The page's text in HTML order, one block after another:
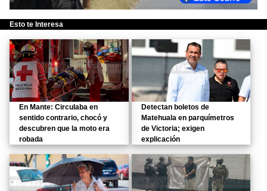
Esto te Interesa
En Mante: Circulaba en
sentido contrario, chocó y
descubren que la moto era
robada
Detectan boletos de
Matehuala en parquímetros
de Victoria; exigen
explicación